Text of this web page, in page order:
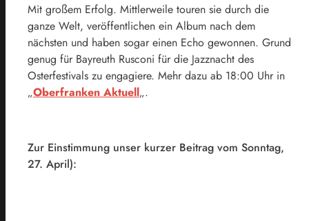
Mit großem Erfolg. Mittlerweile touren sie durch die
ganze Welt, veröffentlichen ein Album nach dem
nächsten und haben sogar einen Echo gewonnen. Grund
genug für Bayreuth Rusconi für die Jazznacht des
Osterfestivals zu engagiere. Mehr dazu ab 18:00 Uhr in
„Oberfranken Aktuell„.
Zur Einstimmung unser kurzer Beitrag vom Sonntag,
27. April):